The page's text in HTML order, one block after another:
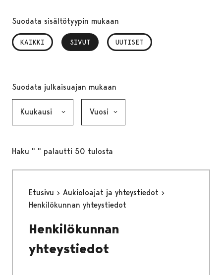
Suodata sisältötyypin mukaan
KAIKKI SIVUT
, VALITTU UUTISET
Suodata julkaisuajan mukaan
Haku " " palautti 50 tulosta
Etusivu
Aukioloajat ja yhteystiedot
Henkilökunnan yhteystiedot
Henkilökunnan
yhteystiedot